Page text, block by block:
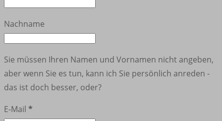
Nachname
Sie müssen Ihren Namen und Vornamen nicht angeben,
aber wenn Sie es tun, kann ich Sie persönlich anreden -
das ist doch besser, oder?
E-Mail *